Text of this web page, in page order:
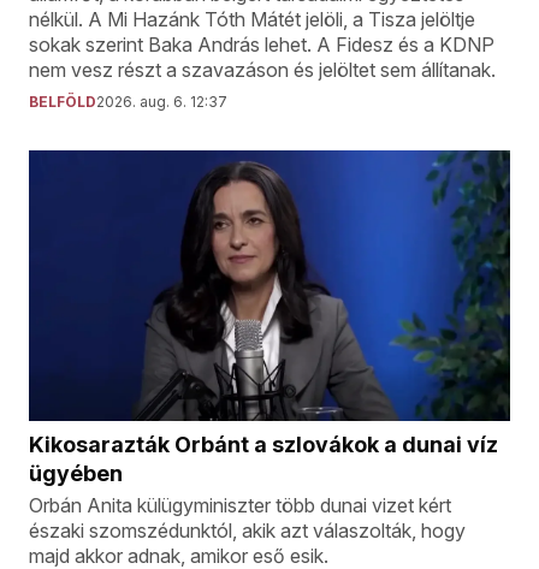
nélkül. A Mi Hazánk Tóth Mátét jelöli, a Tisza jelöltje
sokak szerint Baka András lehet. A Fidesz és a KDNP
nem vesz részt a szavazáson és jelöltet sem állítanak.
BELFÖLD2026. aug. 6. 12:37
Kikosarazták Orbánt a szlovákok a dunai víz
ügyében
Orbán Anita külügyminiszter több dunai vizet kért
északi szomszédunktól, akik azt válaszolták, hogy
majd akkor adnak, amikor eső esik.